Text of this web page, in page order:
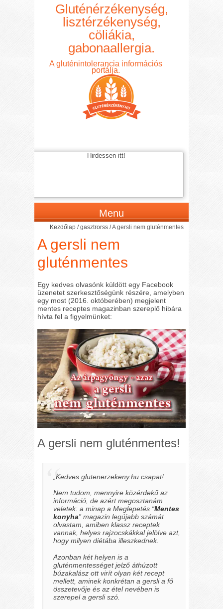
Gluténérzékenység,
lisztérzékenység,
cöliákia,
gabonaallergia.
A gluténintolerancia információs
portálja.
Hirdessen itt!
Menu
Kezdőlap /gasztrorss /A gersli nem gluténmentes
A gersli nem
gluténmentes
Egy kedves olvasónk küldött egy Facebook
üzenetet szerkesztőségünk részére,amelyben
egy most (2016. októberében) megjelent
mentes receptes magazinban szereplő hibára
hívta fel a figyelmünket:
A gersli nem gluténmentes!
„Kedves glutenerzekeny.hu csapat!
Nem tudom, mennyire közérdekű az
információ, de azért megosztanám
veletek: a minap a Meglepetés “Mentes
konyha” magazin legújabb számát
olvastam, amiben klassz receptek
vannak, helyes rajzocskákkal jelölve azt,
hogy milyen diétába illeszkednek.
Azonban két helyen is a
gluténmentességet jelző áthúzott
búzakalász ott virít olyan két recept
mellett, aminek konkrétan a gersli a fő
összetevője és az étel nevében is
szerepel a gersli szó.